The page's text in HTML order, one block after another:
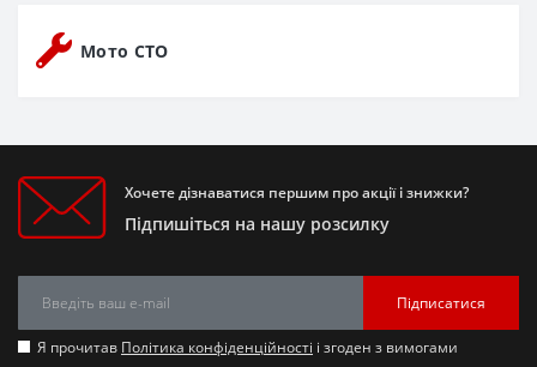
Мото СТО
Хочете дізнаватися першим про акції і знижки?
Підпишіться на нашу розсилку
Підписатися
Я прочитав Політика конфіденційності і згоден з вимогами